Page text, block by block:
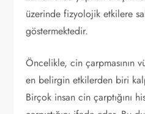
üzerinde fizyolojik etkilere
göstermektedir.
Öncelikle, cin çarpmasının
en belirgin etkilerden biri kalp
Birçok insan cin çarptığını